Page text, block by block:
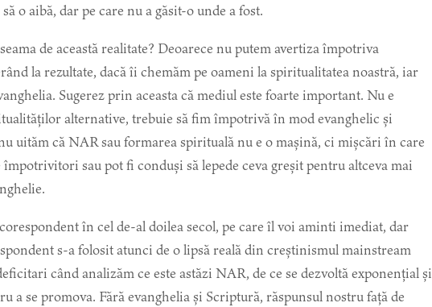
o aibă, dar pe care nu a găsit-o unde a fost.
de această realitate? Deoarece nu putem avertiza împotriva
la rezultate, dacă îi chemăm pe oameni la spiritualitatea noastră, iar
Sugerez prin aceasta că mediul este foarte important. Nu e
alternative, trebuie să fim împotrivă în mod evanghelic și
uităm că NAR sau formarea spirituală nu e o mașină, ci mișcări în care
sau pot fi conduși să lepede ceva greșit pentru altceva mai
în cel de-al doilea secol, pe care îl voi aminti imediat, dar
s-a folosit atunci de o lipsă reală din creștinismul mainstream
când analizăm ce este astăzi NAR, de ce se dezvoltă exponențial și
a se promova. Fără evanghelia și Scriptură, răspunsul nostru față de